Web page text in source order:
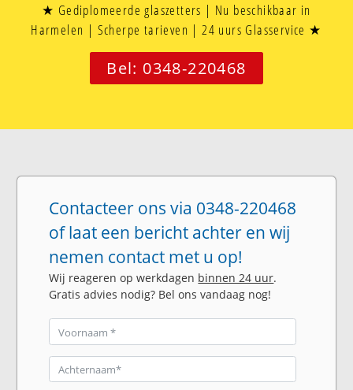
★ Gediplomeerde glaszetters | Nu beschikbaar in
Harmelen | Scherpe tarieven | 24 uurs Glasservice ★
Bel: 0348-220468
Contacteer ons via 0348-220468
of laat een bericht achter en wij
nemen contact met u op!
Wij reageren op werkdagen binnen 24 uur.
Gratis advies nodig? Bel ons vandaag nog!